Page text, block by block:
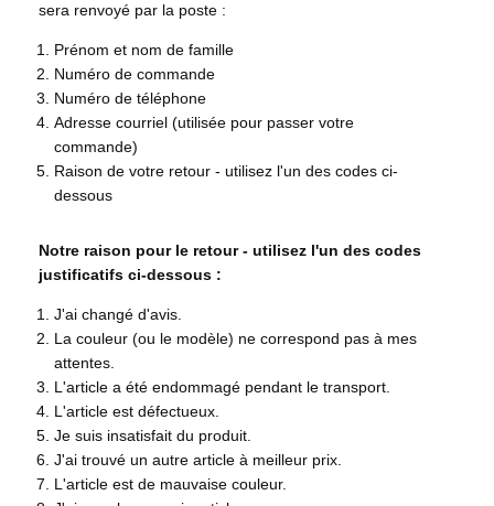
sera renvoyé par la poste :
Prénom et nom de famille
Numéro de commande
Numéro de téléphone
Adresse courriel (utilisée pour passer votre
commande)
Raison de votre retour - utilisez l'un des codes ci-
dessous
Notre raison pour le retour - utilisez l'un des codes
justificatifs ci-dessous :
J'ai changé d'avis.
La couleur (ou le modèle) ne correspond pas à mes
attentes.
L'article a été endommagé pendant le transport.
L'article est défectueux.
Je suis insatisfait du produit.
J'ai trouvé un autre article à meilleur prix.
L'article est de mauvaise couleur.